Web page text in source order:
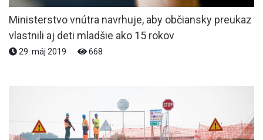
Ministerstvo vnútra navrhuje, aby občiansky preukaz
vlastnili aj deti mladšie ako 15 rokov
29. máj 2019 668